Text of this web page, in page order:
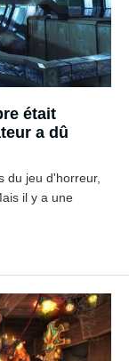
était
a dû
du jeu d'horreur,
il y a une